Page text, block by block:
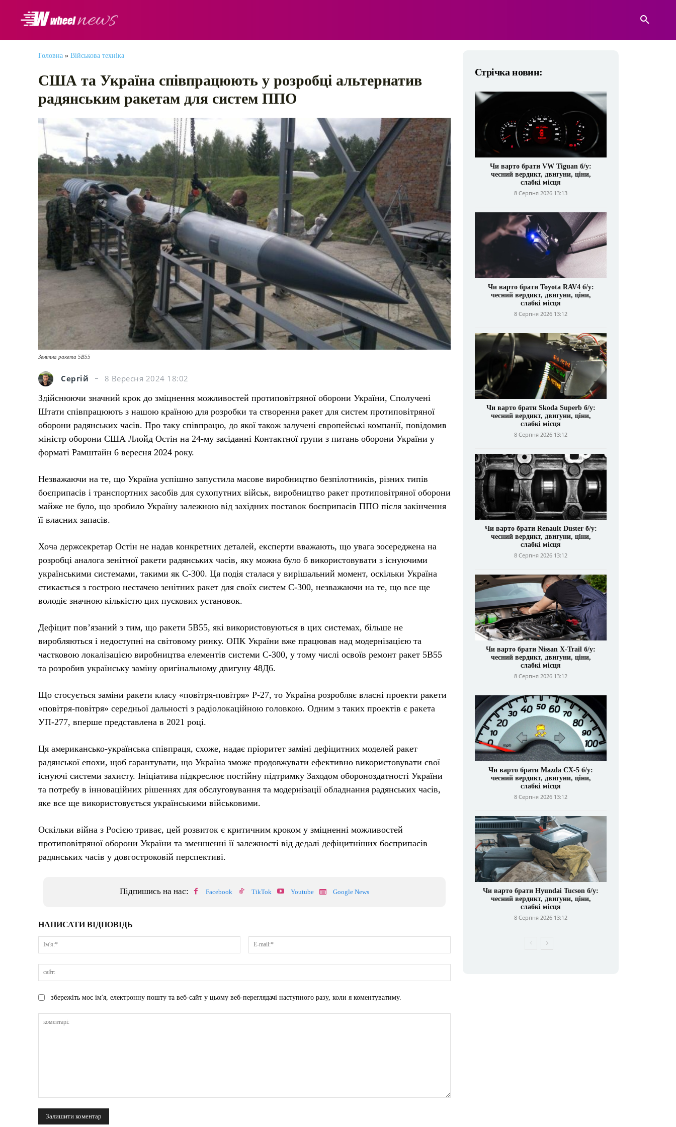
Головна » Військова техніка
США та Україна співпрацюють у розробці альтернатив
радянським ракетам для систем ППО
Зенітна ракета 5В55
Сергій
8 Вересня 2024 18:02
Здійснюючи значний крок до зміцнення можливостей протиповітряної оборони України, Сполучені
Штати співпрацюють з нашою країною для розробки та створення ракет для систем протиповітряної
оборони радянських часів. Про таку співпрацю, до якої також залучені європейські компанії, повідомив
міністр оборони США Ллойд Остін на 24-му засіданні Контактної групи з питань оборони України у
форматі Рамштайн 6 вересня 2024 року.
Незважаючи на те, що Україна успішно запустила масове виробництво безпілотників, різних типів
боєприпасів і транспортних засобів для сухопутних військ, виробництво ракет протиповітряної оборони
майже не було, що зробило Україну залежною від західних поставок боєприпасів ППО після закінчення
її власних запасів.
Хоча держсекретар Остін не надав конкретних деталей, експерти вважають, що увага зосереджена на
розробці аналога зенітної ракети радянських часів, яку можна було б використовувати з існуючими
українськими системами, такими як С-300. Ця подія сталася у вирішальний момент, оскільки Україна
стикається з гострою нестачею зенітних ракет для своїх систем С-300, незважаючи на те, що все ще
володіє значною кількістю цих пускових установок.
Дефіцит пов’язаний з тим, що ракети 5В55, які використовуються в цих системах, більше не
виробляються і недоступні на світовому ринку. ОПК України вже працював над модернізацією та
частковою локалізацією виробництва елементів системи С-300, у тому числі освоїв ремонт ракет 5В55
та розробив українську заміну оригінальному двигуну 48Д6.
Що стосується заміни ракети класу «повітря-повітря» Р-27, то Україна розробляє власні проекти ракети
«повітря-повітря» середньої дальності з радіолокаційною головкою. Одним з таких проектів є ракета
УП-277, вперше представлена ​​в 2021 році.
Ця американсько-українська співпраця, схоже, надає пріоритет заміні дефіцитних моделей ракет
радянської епохи, щоб гарантувати, що Україна зможе продовжувати ефективно використовувати свої
існуючі системи захисту. Ініціатива підкреслює постійну підтримку Заходом обороноздатності України
та потребу в інноваційних рішеннях для обслуговування та модернізації обладнання радянських часів,
яке все ще використовується українськими військовими.
Оскільки війна з Росією триває, цей розвиток є критичним кроком у зміцненні можливостей
протиповітряної оборони України та зменшенні її залежності від дедалі дефіцитніших боєприпасів
радянських часів у довгостроковій перспективі.
Підпишись на нас: Facebook TikTok Youtube Google News
НАПИСАТИ ВІДПОВІДЬ
Ім'я:*
mail:*
збережіть моє ім'я, електронну пошту та веб-сайт у цьому веб-переглядачі наступного разу, коли я коментуватиму.
Стрічка новин:
Чи варто брати VW Tiguan б/у:
чесний вердикт, двигуни, ціни,
слабкі місця
8 Серпня 2026 13:13
Чи варто брати Toyota RAV4 б/у:
чесний вердикт, двигуни, ціни,
слабкі місця
8 Серпня 2026 13:12
Чи варто брати Skoda Superb б/у:
чесний вердикт, двигуни, ціни,
слабкі місця
8 Серпня 2026 13:12
Чи варто брати Renault Duster б/у:
чесний вердикт, двигуни, ціни,
слабкі місця
8 Серпня 2026 13:12
Чи варто брати Nissan X-Trail б/у:
чесний вердикт, двигуни, ціни,
слабкі місця
8 Серпня 2026 13:12
Чи варто брати Mazda CX-5 б/у:
чесний вердикт, двигуни, ціни,
слабкі місця
8 Серпня 2026 13:12
Чи варто брати Hyundai Tucson б/у:
чесний вердикт, двигуни, ціни,
слабкі місця
8 Серпня 2026 13:12